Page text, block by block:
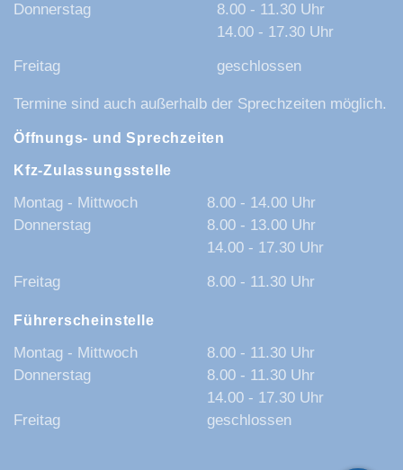
Donnerstag
8.00 - 11.30 Uhr
14.00 - 17.30 Uhr
Freitag
geschlossen
Termine sind auch außerhalb der Sprechzeiten möglich.
Öffnungs- und Sprechzeiten
Kfz-Zulassungsstelle
Montag - Mittwoch
8.00 - 14.00 Uhr
Donnerstag
8.00 - 13.00 Uhr
14.00 - 17.30 Uhr
Freitag
8.00 - 11.30 Uhr
Führerscheinstelle
Montag - Mittwoch
8.00 - 11.30 Uhr
Donnerstag
8.00 - 11.30 Uhr
14.00 - 17.30 Uhr
Freitag
geschlossen